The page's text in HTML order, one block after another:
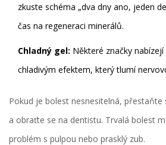
zkuste schéma „dva dny ano, jeden
čas na regeneraci minerálů.
Chladný gel: Některé značky
chladivým efektem, který tlumí
Pokud je bolest nesnesitelná, přestaňte
a obraťte se na dentistu. Trvalá bolest
problém s pulpou nebo prasklý zub.